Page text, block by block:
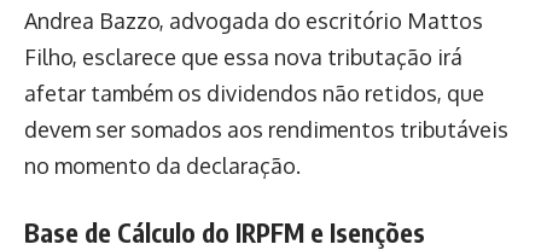
Andrea Bazzo, advogada do escritório Mattos
Filho, esclarece que essa nova tributação irá
afetar também os dividendos não retidos, que
devem ser somados aos rendimentos tributáveis
no momento da declaração.
Base de Cálculo do IRPFM e Isenções